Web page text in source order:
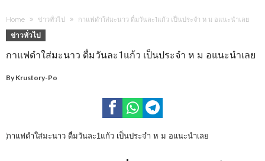
Home ข่าวทั่วไป กาแฟดำใส่มะนาว ดื่มวันละ1แก้ว เป็นประจำ ห ม อแนะนำเลย
ข่าวทั่วไป
กาแฟดำใส่มะนาว ดื่มวันละ1แก้ว เป็นประจำ ห ม อแนะนำเลย
By Krustory-Po